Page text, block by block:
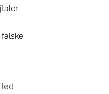
lød